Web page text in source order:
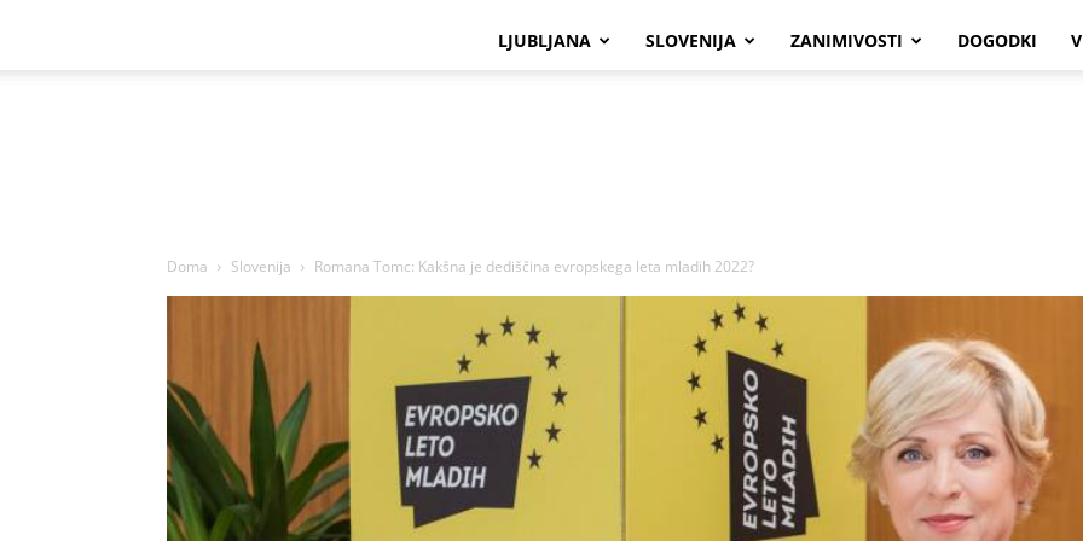
LJUBLJANA SLOVENIJA ZANIMIVOSTI DOGODKI
Doma Slovenija Romana Tomc: Kakšna je dediščina evropskega leta mladih 2022?